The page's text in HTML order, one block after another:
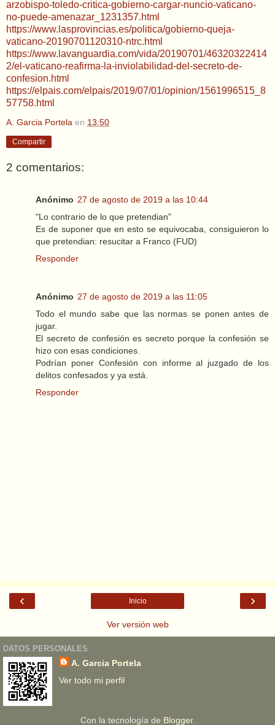
arzobispo-toledo-critica-gobierno-cargar-nuncio-vaticano-
no-puede-amenazar_1231357.html
https://www.lasprovincias.es/politica/gobierno-queja-
vaticano-20190701120310-ntrc.html
https://www.lavanguardia.com/vida/20190701/46320322414
2/el-vaticano-reafirma-la-inviolabilidad-del-secreto-de-
confesion.html
https://elpais.com/elpais/2019/07/01/opinion/1561996515_8
57758.html
A. Garcia Portela en 13:50
Compartir
2 comentarios:
Anónimo 27 de agosto de 2019 a las 10:44
"Lo contrario de lo que pretendian"
Es de suponer que en esto se equivocaba, consiguieron lo
que pretendian: resucitar a Franco (FUD)
Responder
Anónimo 27 de agosto de 2019 a las 11:05
Todo el mundo sabe que las normas se ponen antes de
jugar.
El secreto de confesión es secreto porque la confesión se
hizo con esas condiciones.
Podrían poner Confesión con informe al juzgado de los
delitos confesados y ya está.
Responder
‹ ›
Inicio
Ver versión web
DATOS PERSONALES
A. Garcia Portela
Ver todo mi perfil
Con la tecnología de Blogger.